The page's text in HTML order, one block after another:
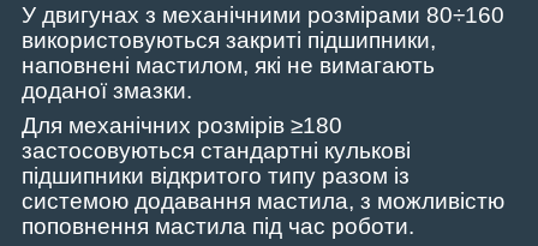
У двигунах з механічними розмірами 80÷160
використовуються закриті підшипники,
наповнені мастилом, які не вимагають
доданої змазки.
Для механічних розмірів ≥180
застосовуються стандартні кулькові
підшипники відкритого типу разом із
системою додавання мастила, з можливістю
поповнення мастила під час роботи.